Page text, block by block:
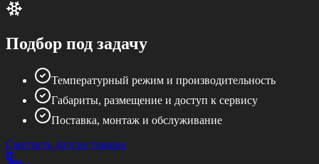
Подбор под задачу
Температурный режим и производительность
Габариты, размещение и доступ к сервису
Поставка, монтаж и обслуживание
Смотреть другие товары